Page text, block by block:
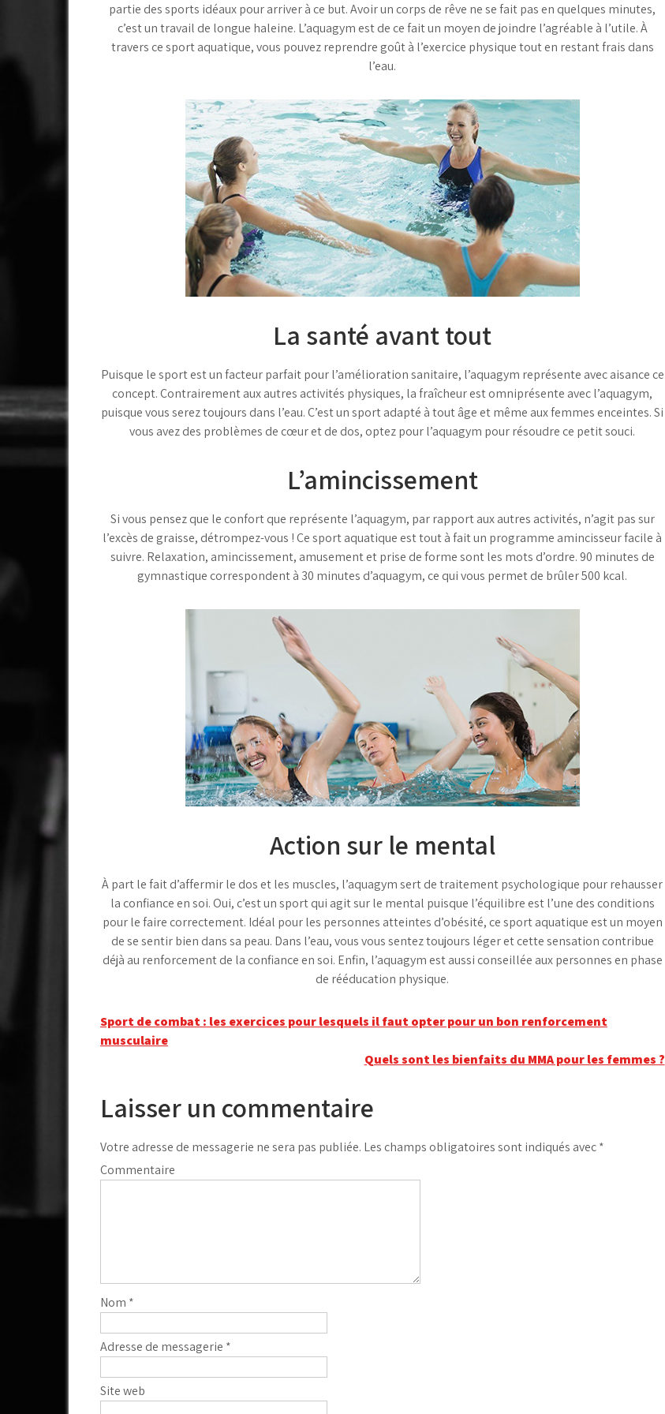
partie des sports idéaux pour arriver à ce but. Avoir un corps de rêve ne se fait pas en quelques minutes,
c’est un travail de longue haleine. L’aquagym est de ce fait un moyen de joindre l’agréable à l’utile. À
travers ce sport aquatique, vous pouvez reprendre goût à l’exercice physique tout en restant frais dans
l’eau.
La santé avant tout
Puisque le sport est un facteur parfait pour l’amélioration sanitaire, l’aquagym représente avec aisance ce
concept. Contrairement aux autres activités physiques, la fraîcheur est omniprésente avec l’aquagym,
puisque vous serez toujours dans l’eau. C’est un sport adapté à tout âge et même aux femmes enceintes. Si
vous avez des problèmes de cœur et de dos, optez pour l’aquagym pour résoudre ce petit souci.
L’amincissement
Si vous pensez que le confort que représente l’aquagym, par rapport aux autres activités, n’agit pas sur
l’excès de graisse, détrompez-vous ! Ce sport aquatique est tout à fait un programme amincisseur facile à
suivre. Relaxation, amincissement, amusement et prise de forme sont les mots d’ordre. 90 minutes de
gymnastique correspondent à 30 minutes d’aquagym, ce qui vous permet de brûler 500 kcal.
Action sur le mental
À part le fait d’affermir le dos et les muscles, l’aquagym sert de traitement psychologique pour rehausser
la confiance en soi. Oui, c’est un sport qui agit sur le mental puisque l’équilibre est l’une des conditions
pour le faire correctement. Idéal pour les personnes atteintes d’obésité, ce sport aquatique est un moyen
de se sentir bien dans sa peau. Dans l’eau, vous vous sentez toujours léger et cette sensation contribue
déjà au renforcement de la confiance en soi. Enfin, l’aquagym est aussi conseillée aux personnes en phase
de rééducation physique.
Navigation
de
Sport de combat : les exercices pour lesquels il faut opter pour un bon renforcement
musculaire
Quels sont les bienfaits du MMA pour les femmes ?
Laisser un commentaire
Votre adresse de messagerie ne sera pas publiée. Les champs obligatoires sont indiqués avec*
Commentaire
Nom *
Adresse de messagerie *
Site web